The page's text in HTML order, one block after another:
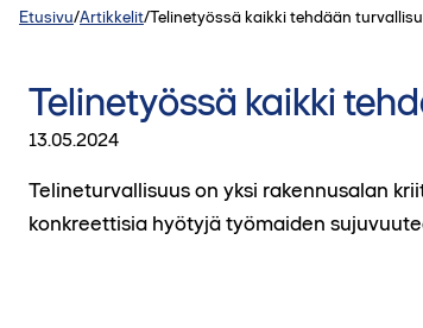
Etusivu/Artikkelit/Telinetyössä kaikki tehdään
Telinetyössä kaikki
13.05.2024
Telineturvallisuus on yksi rakennusalan
konkreettisia hyötyjä työmaiden